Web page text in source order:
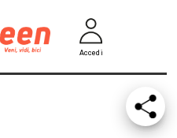
Accedi